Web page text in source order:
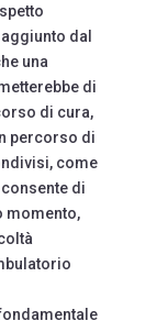
dal
una
di
di cura,
percorso di
come
di
momento,